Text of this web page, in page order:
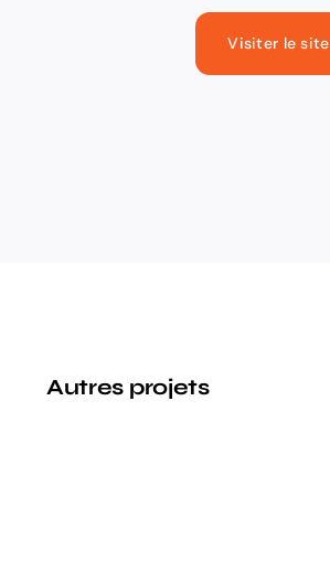
Visiter le site
Autres projets